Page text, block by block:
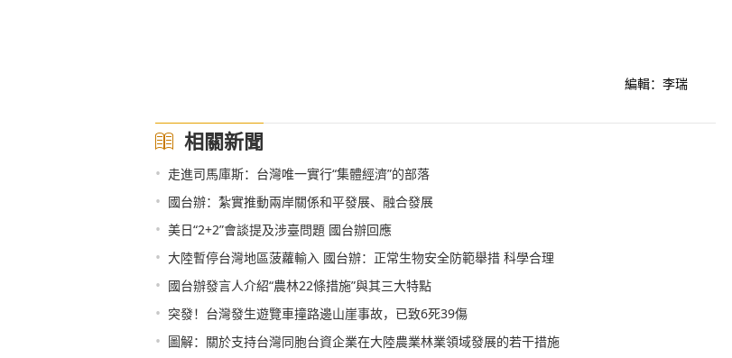
編輯：李瑞
相關新聞
• 走進司馬庫斯：台灣唯一實行“集體經濟”的部落
• 國台辦：紮實推動兩岸關係和平發展、融合發展
• 美日“2+2”會談提及涉臺問題 國台辦回應
• 大陸暫停台灣地區菠蘿輸入 國台辦：正常生物安全防範舉措 科學合理
• 國台辦發言人介紹“農林22條措施”與其三大特點
• 突發！台灣發生遊覽車撞路邊山崖事故，已致6死39傷
• 圖解：關於支持台灣同胞台資企業在大陸農業林業領域發展的若干措施